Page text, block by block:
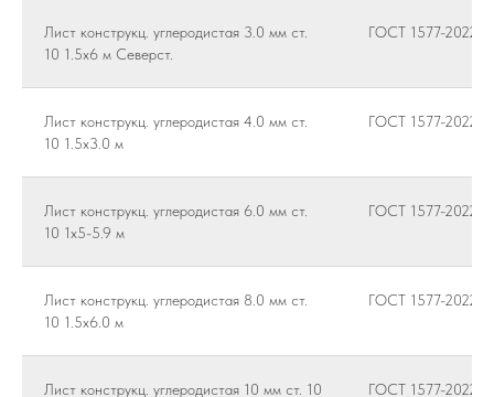
Лист конструкц. углеродистая 3.0 мм ст.
10 1.5х6 м Северст.
ГОСТ 1577-2022
Лист конструкц. углеродистая 4.0 мм ст.
10 1.5х3.0 м
ГОСТ 1577-2022
Лист конструкц. углеродистая 6.0 мм ст.
10 1х5-5.9 м
ГОСТ 1577-2022
Лист конструкц. углеродистая 8.0 мм ст.
10 1.5х6.0 м
ГОСТ 1577-2022
Лист конструкц. углеродистая 10 мм ст. 10
ГОСТ 1577-2022